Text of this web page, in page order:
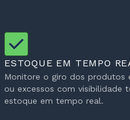
ESTOQUE EM TEMPO
Monitore o giro dos produtos
ou excessos com visibilidade
estoque em tempo real.